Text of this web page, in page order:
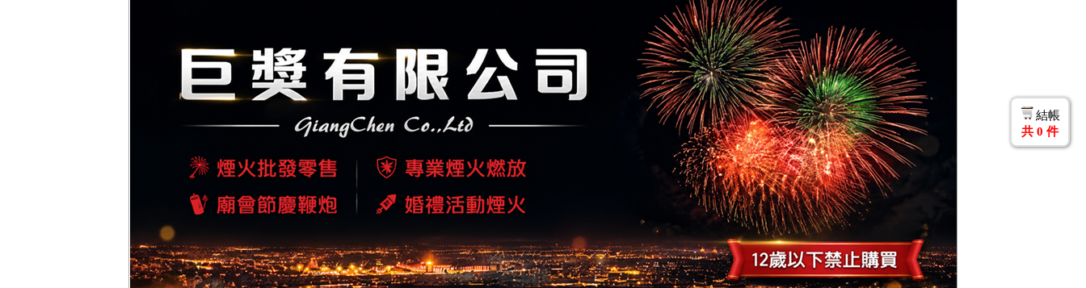
結帳
共 0 件